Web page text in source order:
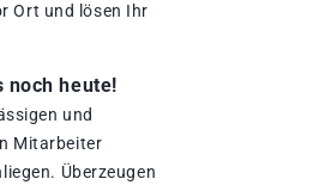
Ort und lösen Ihr
noch heute!
und
Mitarbeiter
Überzeugen